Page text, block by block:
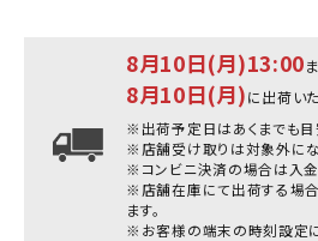
8月10日(月)13:00
8月10日(月)に出荷いた
※出荷予定日はあくまでも目
※店舗受け取りは対象外にな
※コンビニ決済の場合は入
※店舗在庫にて出荷する場
ます。
※お客様の端末の時刻設定に